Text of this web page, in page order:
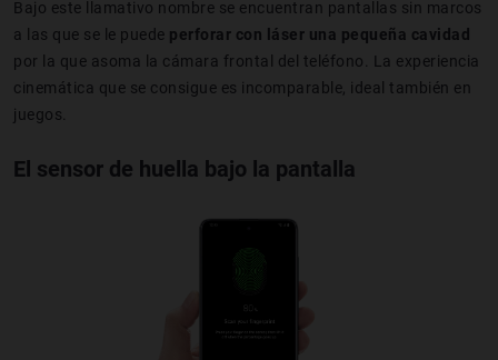
Bajo este llamativo nombre se encuentran pantallas sin marcos
a las que se le puede perforar con láser una pequeña cavidad
por la que asoma la cámara frontal del teléfono. La experiencia
cinemática que se consigue es incomparable, ideal también en
juegos.
El sensor de huella bajo la pantalla